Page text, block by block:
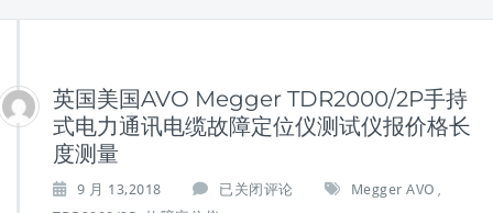
英国美国AVO Megger TDR2000/2P手持
式电力通讯电缆故障定位仪测试仪报价格长
度测量
9 月 13,2018
英
已关闭评论 Megger AVO